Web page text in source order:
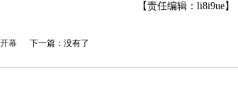
【责任编辑：li8i9ue】
幕 下一篇：没有了